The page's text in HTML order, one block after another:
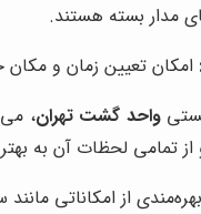
مدار بسته هستند.
امکان تعیین زمان و
واحد گشت تهران،
تمامی لحظات آن به
بهره‌مندی از امکاناتی